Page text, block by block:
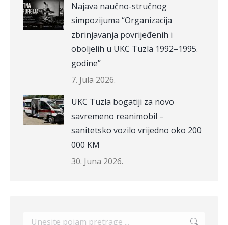
Najava naučno-stručnog
simpozijuma “Organizacija
zbrinjavanja povrijeđenih i
oboljelih u UKC Tuzla 1992–1995.
godine”
7. Jula 2026.
UKC Tuzla bogatiji za novo
savremeno reanimobil –
sanitetsko vozilo vrijedno oko 200
000 KM
30. Juna 2026.
Search: